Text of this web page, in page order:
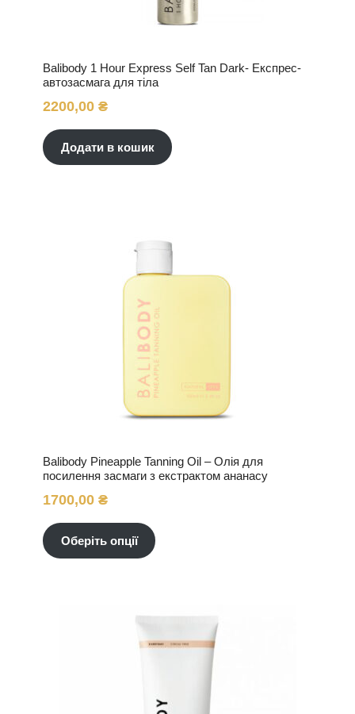
Balibody 1 Hour Express Self Tan Dark- Експрес-
автозасмага для тіла
2200,00 ₴
Додати в кошик
Balibody Pineapple Tanning Oil – Олія для
посилення засмаги з екстрактом ананасу
1700,00 ₴
Оберіть опції
вибрати